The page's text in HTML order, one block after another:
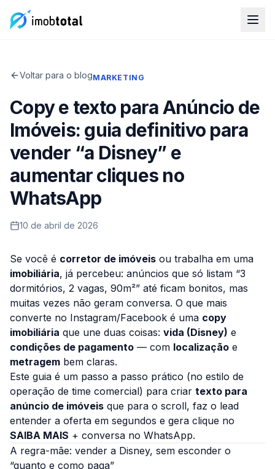
Voltar para o blogMARKETING
Copy e texto para Anúncio de
Imóveis: guia definitivo para
vender “a Disney” e
aumentar cliques no
WhatsApp
10 de abril de 2026
Se você é corretor de imóveis ou trabalha em uma
imobiliária, já percebeu: anúncios que só listam “3
dormitórios, 2 vagas, 90m²” até ficam bonitos, mas
muitas vezes não geram conversa. O que mais
converte no Instagram/Facebook é uma copy
imobiliária que une duas coisas: vida (Disney) e
condições de pagamento — com localização e
metragem bem claras.
Este guia é um passo a passo prático (no estilo de
operação de time comercial) para criar texto para
anúncio de imóveis que para o scroll, faz o lead
entender a oferta em segundos e gera clique no
SAIBA MAIS + conversa no WhatsApp.
A regra-mãe: vender a Disney, sem esconder o
“quanto e como paga”